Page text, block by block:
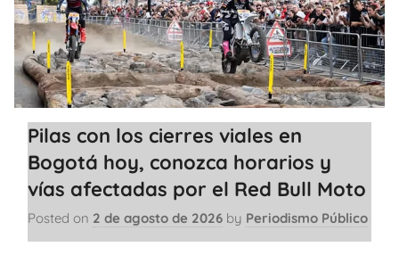
Pilas con los cierres viales en
Bogotá hoy, conozca horarios y
vías afectadas por el Red Bull Moto
Posted on 2 de agosto de 2026 by Periodismo Público